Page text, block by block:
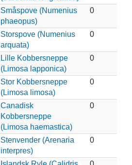
Småspove (Numenius
phaeopus)
0
Storspove (Numenius
arquata)
0
Lille Kobbersneppe
(Limosa lapponica)
0
Stor Kobbersneppe
(Limosa limosa)
0
Canadisk
Kobbersneppe
(Limosa haemastica)
0
Stenvender (Arenaria
interpres)
0